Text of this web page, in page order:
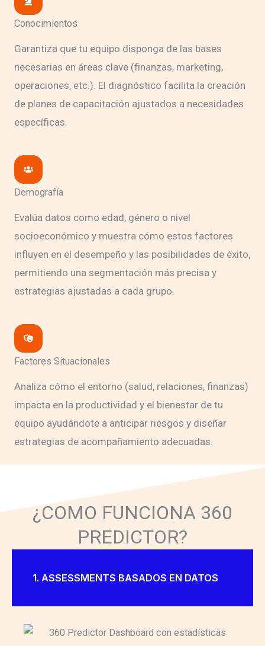
Conocimientos
Garantiza que tu equipo disponga de las bases
necesarias en áreas clave (finanzas, marketing,
operaciones, etc.). El diagnóstico facilita la creación
de planes de capacitación ajustados a necesidades
específicas.
Demografía
Evalúa datos como edad, género o nivel
socioeconómico y muestra cómo estos factores
influyen en el desempeño y las posibilidades de éxito,
permitiendo una segmentación más precisa y
estrategias ajustadas a cada grupo.
Factores Situacionales
Analiza cómo el entorno (salud, relaciones, finanzas)
impacta en la productividad y el bienestar de tu
equipo ayudándote a anticipar riesgos y diseñar
estrategias de acompañamiento adecuadas.
¿COMO FUNCIONA 360
PREDICTOR?
1. ASSESSMENTS BASADOS EN DATOS